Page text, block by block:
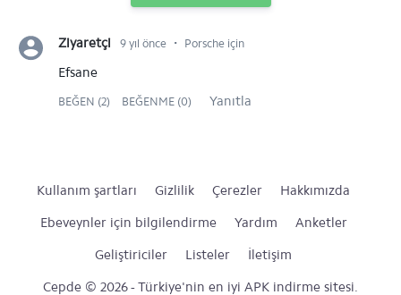
Ziyaretçi 9 yıl önce ⋅ Porsche için
Efsane
BEĞEN (2) BEĞENME (0) Yanıtla
Kullanım şartları Gizlilik Çerezler
Hakkımızda
Ebeveynler için bilgilendirme
Yardım
Anketler
Geliştiriciler
Listeler
İletişim
Cepde © 2026 - Türkiye'nin en iyi APK indirme sitesi.